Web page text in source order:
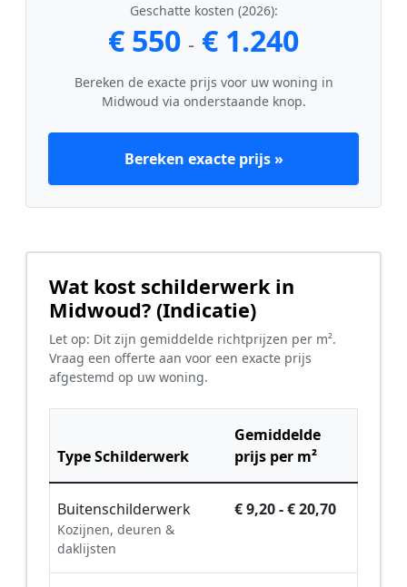
Geschatte kosten (2026):
€ 550 - € 1.240
Bereken de exacte prijs voor uw woning in
Midwoud via onderstaande knop.
Bereken exacte prijs »
Wat kost schilderwerk in
Midwoud? (Indicatie)
Let op: Dit zijn gemiddelde richtprijzen per m².
Vraag een offerte aan voor een exacte prijs
afgestemd op uw woning.
Type Schilderwerk
Gemiddelde
prijs per m²
Buitenschilderwerk
Kozijnen, deuren &
daklijsten
€ 9,20 - € 20,70